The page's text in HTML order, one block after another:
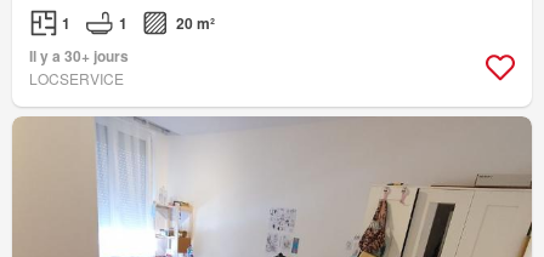
1 1
20 m²
Il y a 30+ jours
LOCSERVICE